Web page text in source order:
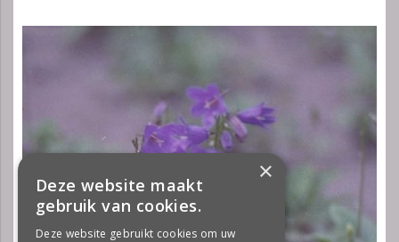
×
Deze website maakt
gebruik van cookies.
Deze website gebruikt cookies om uw